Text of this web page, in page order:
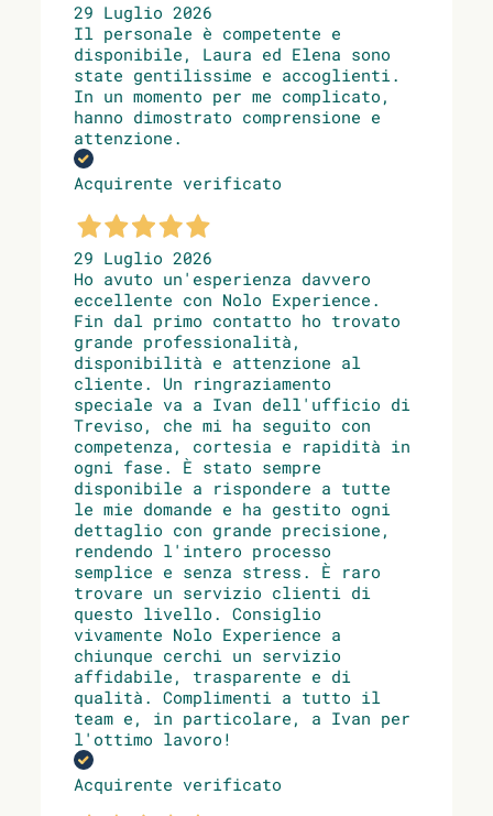
29 Luglio 2026
Il personale è competente e
disponibile, Laura ed Elena sono
state gentilissime e accoglienti.
In un momento per me complicato,
hanno dimostrato comprensione e
attenzione.
Acquirente verificato
29 Luglio 2026
Ho avuto un'esperienza davvero
eccellente con Nolo Experience.
Fin dal primo contatto ho trovato
grande professionalità,
disponibilità e attenzione al
cliente. Un ringraziamento
speciale va a Ivan dell'ufficio di
Treviso, che mi ha seguito con
competenza, cortesia e rapidità in
ogni fase. È stato sempre
disponibile a rispondere a tutte
le mie domande e ha gestito ogni
dettaglio con grande precisione,
rendendo l'intero processo
semplice e senza stress. È raro
trovare un servizio clienti di
questo livello. Consiglio
vivamente Nolo Experience a
chiunque cerchi un servizio
affidabile, trasparente e di
qualità. Complimenti a tutto il
team e, in particolare, a Ivan per
l'ottimo lavoro!
Acquirente verificato